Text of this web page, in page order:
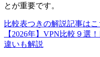
とが重要です。
比較表つきの解説記事はこ
【2026年】VPN比較９選
違いも解説